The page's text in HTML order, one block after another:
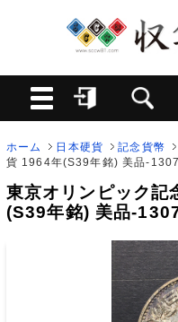
ホーム 日本硬貨 記念貨幣
貨 1964年(S39年銘) 美品-1307
東京オリンピック
(S39年銘) 美品-